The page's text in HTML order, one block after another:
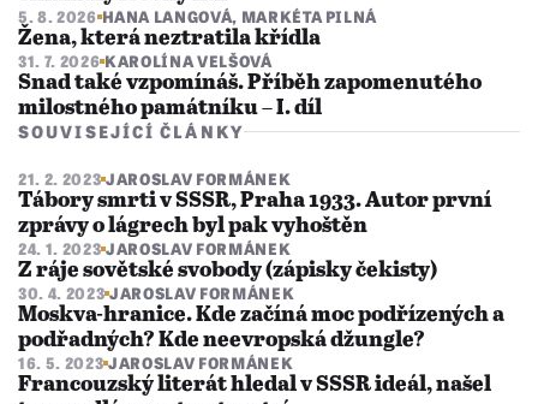
5. 8. 2026 HANA LANGOVÁ, MARKÉTA PILNÁ
Žena, která neztratila křídla
31. 7. 2026 KAROLÍNA VELŠOVÁ
Snad také vzpomínáš. Příběh zapomenutého
milostného památníku – I. díl
SOUVISEJÍCÍ ČLÁNKY
21. 2. 2023 JAROSLAV FORMÁNEK
Tábory smrti v SSSR, Praha 1933. Autor první
zprávy o lágrech byl pak vyhoštěn
24. 1. 2023 JAROSLAV FORMÁNEK
Z ráje sovětské svobody (zápisky čekisty)
30. 4. 2023 JAROSLAV FORMÁNEK
Moskva-hranice. Kde začíná moc podřízených a
podřadných? Kde neevropská džungle?
16. 5. 2023 JAROSLAV FORMÁNEK
Francouzský literát hledal v SSSR ideál, našel